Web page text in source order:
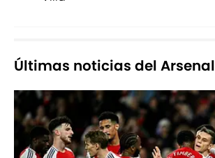
Últimas noticias del Arsenal